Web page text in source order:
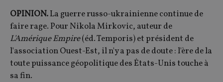
OPINION.La guerre russo-ukrainienne continue de
faire rage. Pour Nikola Mirkovic, auteur de
L'Amérique Empire(éd. Temporis) et président de
l'association Ouest-Est, il n'y a pas de doute : l'ère de la
toute puissance géopolitique des États-Unis touche à
sa fin.